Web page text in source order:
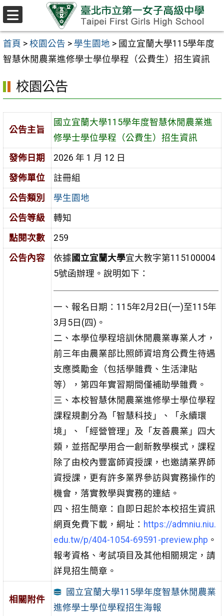
跳至主要內容區
首頁 > 校園公告 > 學生園地 > 國立宜蘭大學115學年度
智慧休閒農業進修學士學位學程（公費生）招生資訊
校園公告
公告主旨
國立宜蘭大學115學年度智慧休閒農業進
修學士學位學程（公費生）招生資訊
發佈日期
2026 年 1 月 12 日
發佈單位
註冊組
公告類別
學生園地
公告等級
轉知
點閱次數
259
公告內容
依據 國立宜蘭大學宜大教字第115100004
5號函辦理。說明如下：
一、報名日期：115年2月2日(一)至115年
3月5日(四)。
二、本學位學程培訓休閒農業專業人才，
前三年由農業部比照師資培育公費生待遇
支應獎勵金（包括學雜費、生活津貼
等），第四年實習期間僅補助學雜費。
三、本校智慧休閒農業進修學士學位學程
課程規劃分為「智慧科技」、「永續環
境」、「經營管理」及「友善農業」四大
類，並搭配學用合一創新教學模式，課程
除了由校內豐富師資授課，也邀請業界師
資授課，更有許多業界參訪與實務操作的
機會，落實教學與實務的連結。
四、招生簡章：自即日起於本校招生資訊
網頁免費下載，綱址： https://admniu.niu.
edu.tw/p/404-1054-69591-preview.php 。
報考資格、考試項目及其他相關規定，請
詳見招生簡章。
相關附件
國立宜蘭大學115學年度智慧休閒農業
進修學士學位學程招生海報
選
單